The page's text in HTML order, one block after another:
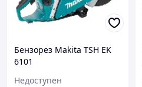
Бензорез Makita TSH EK
6101
Недоступен